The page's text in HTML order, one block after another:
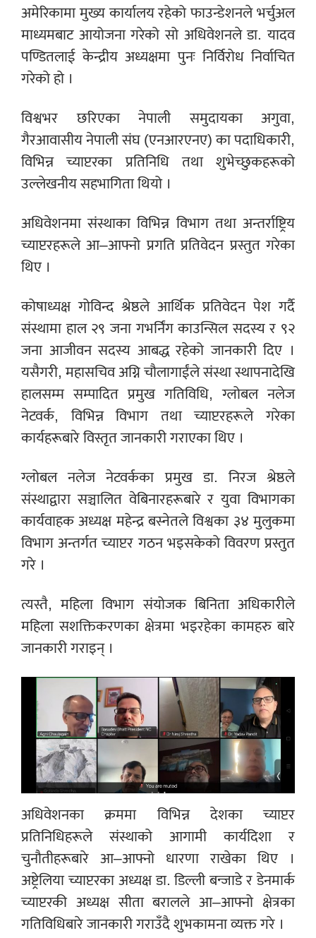
अमेरिकामा मुख्य कार्यालय रहेको फाउन्डेशनले भर्चुअल
माध्यमबाट आयोजना गरेको सो अधिवेशनले डा. यादव
पण्डितलाई केन्द्रीय अध्यक्षमा पुनः निर्विरोध निर्वाचित
गरेको हो ।
विश्वभर छरिएका नेपाली समुदायका अगुवा,
गैरआवासीय नेपाली संघ (एनआरएनए) का पदाधिकारी,
विभिन्न च्याप्टरका प्रतिनिधि तथा शुभेच्छुकहरूको
उल्लेखनीय सहभागिता थियो ।
अधिवेशनमा संस्थाका विभिन्न विभाग तथा अन्तर्राष्ट्रिय
च्याप्टरहरूले आ–आफ्नो प्रगति प्रतिवेदन प्रस्तुत गरेका
थिए ।
कोषाध्यक्ष गोविन्द श्रेष्ठले आर्थिक प्रतिवेदन पेश गर्दै
संस्थामा हाल २९ जना गभर्निंग काउन्सिल सदस्य र ९२
जना आजीवन सदस्य आबद्ध रहेको जानकारी दिए ।
यसैगरी, महासचिव अग्नि चौलागाईंले संस्था स्थापनादेखि
हालसम्म सम्पादित प्रमुख गतिविधि, ग्लोबल नलेज
नेटवर्क, विभिन्न विभाग तथा च्याप्टरहरूले गरेका
कार्यहरूबारे विस्तृत जानकारी गराएका थिए ।
ग्लोबल नलेज नेटवर्कका प्रमुख डा. निरज श्रेष्ठले
संस्थाद्वारा सञ्चालित वेबिनारहरूबारे र युवा विभागका
कार्यवाहक अध्यक्ष महेन्द्र बस्नेतले विश्वका ३४ मुलुकमा
विभाग अन्तर्गत च्याप्टर गठन भइसकेको विवरण प्रस्तुत
गरे ।
त्यस्तै, महिला विभाग संयोजक बिनिता अधिकारीले
महिला सशक्तिकरणका क्षेत्रमा भइरहेका कामहरु बारे
जानकारी गराइन् ।
अधिवेशनका क्रममा विभिन्न देशका च्याप्टर
प्रतिनिधिहरूले संस्थाको आगामी कार्यदिशा र
चुनौतीहरूबारे आ–आफ्नो धारणा राखेका थिए ।
अष्ट्रेलिया च्याप्टरका अध्यक्ष डा. डिल्ली बन्जाडे र डेनमार्क
च्याप्टरकी अध्यक्ष सीता बरालले आ–आफ्नो क्षेत्रका
गतिविधिबारे जानकारी गराउँदै शुभकामना व्यक्त गरे ।